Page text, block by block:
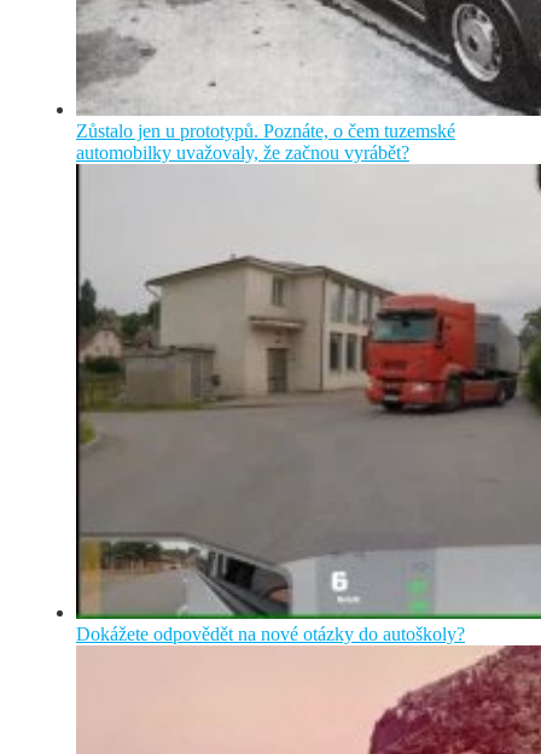
Zůstalo jen u prototypů. Poznáte, o čem tuzemské
automobilky uvažovaly, že začnou vyrábět?
Dokážete odpovědět na nové otázky do autoškoly?